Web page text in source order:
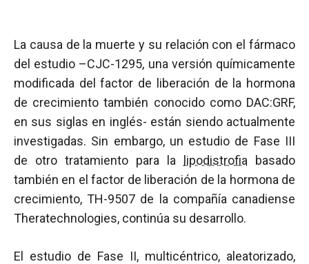
La causa de la muerte y su relación con el fármaco
del estudio –CJC-1295, una versión químicamente
modificada del factor de liberación de la hormona
de crecimiento también conocido como DAC:GRF,
en sus siglas en inglés- están siendo actualmente
investigadas. Sin embargo, un estudio de Fase III
de otro tratamiento para la
lipodistrofia basado
también en el factor de liberación de la hormona de
crecimiento, TH-9507 de la compañía canadiense
Theratechnologies, continúa su desarrollo.
El estudio de Fase II, multicéntrico, aleatorizado,